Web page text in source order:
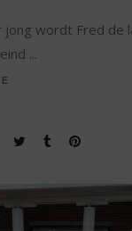
jong wordt Fred de